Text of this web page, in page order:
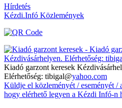
Hírdetés
Kézdi.Infó Közlemények
Kiadó garzont keresek
Elérhetőség: tibigal@yahoo.com
Küldje el közleményét / eseményét /
hogy elérhető legyen a Kézdi Infó-n